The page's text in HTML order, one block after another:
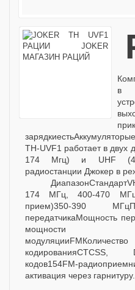
в
TH-UVF1 работает в двух
174 Мгц) и UHF
радиостанции Джокер в
174 МГц, 400-470
прием)350-390
передатчикаМощность
мощности
кодированияCTCSS,
кодов154FM-
активация через гарнитуру...